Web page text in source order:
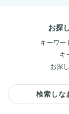
お探
キーワー
キ
お探
検索しな